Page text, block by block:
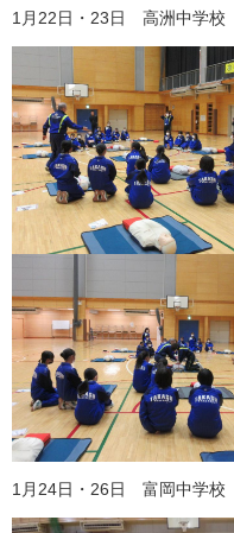
1月22日・23日 高洲中学校
1月24日・26日 富岡中学校